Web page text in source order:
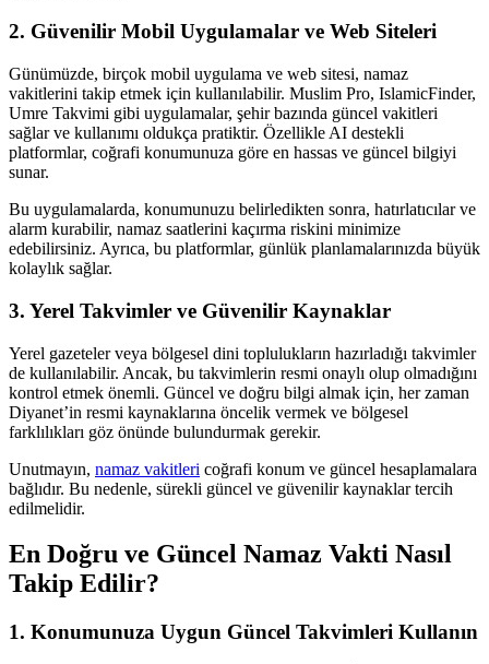
2. Güvenilir Mobil Uygulamalar ve Web Siteleri
Günümüzde, birçok mobil uygulama ve web sitesi, namaz
vakitlerini takip etmek için kullanılabilir. Muslim Pro, IslamicFinder,
Umre Takvimi gibi uygulamalar, şehir bazında güncel vakitleri
sağlar ve kullanımı oldukça pratiktir. Özellikle AI destekli
platformlar, coğrafi konumunuza göre en hassas ve güncel bilgiyi
sunar.
Bu uygulamalarda, konumunuzu belirledikten sonra, hatırlatıcılar ve
alarm kurabilir, namaz saatlerini kaçırma riskini minimize
edebilirsiniz. Ayrıca, bu platformlar, günlük planlamalarınızda büyük
kolaylık sağlar.
3. Yerel Takvimler ve Güvenilir Kaynaklar
Yerel gazeteler veya bölgesel dini toplulukların hazırladığı takvimler
de kullanılabilir. Ancak, bu takvimlerin resmi onaylı olup olmadığını
kontrol etmek önemli. Güncel ve doğru bilgi almak için, her zaman
Diyanet’in resmi kaynaklarına öncelik vermek ve bölgesel
farklılıkları göz önünde bulundurmak gerekir.
Unutmayın, namaz vakitleri coğrafi konum ve güncel hesaplamalara
bağlıdır. Bu nedenle, sürekli güncel ve güvenilir kaynaklar tercih
edilmelidir.
En Doğru ve Güncel Namaz Vakti Nasıl
Takip Edilir?
1. Konumunuza Uygun Güncel Takvimleri Kullanın